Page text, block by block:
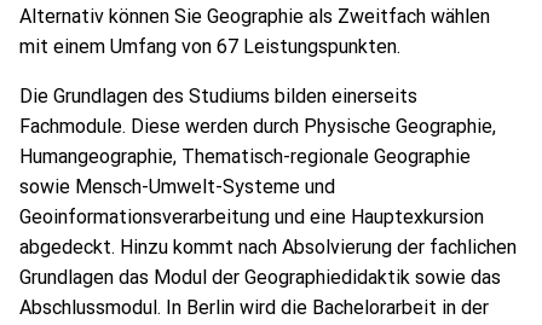
Alternativ können Sie Geographie als Zweitfach wählen
mit einem Umfang von 67 Leistungspunkten.
Die Grundlagen des Studiums bilden einerseits
Fachmodule. Diese werden durch Physische Geographie,
Humangeographie, Thematisch-regionale Geographie
sowie Mensch-Umwelt-Systeme und
Geoinformationsverarbeitung und eine Hauptexkursion
abgedeckt. Hinzu kommt nach Absolvierung der fachlichen
Grundlagen das Modul der Geographiedidaktik sowie das
Abschlussmodul. In Berlin wird die Bachelorarbeit in der